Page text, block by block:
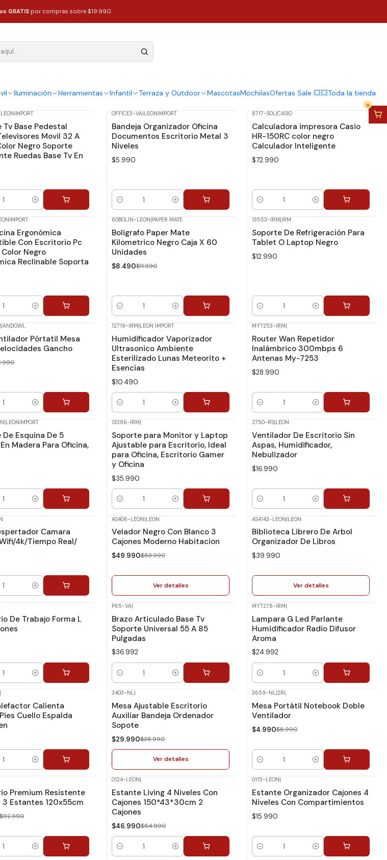
Iluminación Herramientas Infantil Terraza y Outdoor MascotasMochilasOfertas Sale 💥💥Toda la tienda
0
GRATIS por compras sobre $19.990
LEONIMPORT
Tv Base Pedestal
Movil 32 A
Negro Soporte
Ruedas Base Tv En
OFFICE3-VA LEONIMPORT
Bandeja Organizador Oficina
Documentos Escritorio Metal 3
Niveles
$5.990
Cantidad
8717-SOL CASIO
Calculadora impresora Casio
HR-150RC color negro
Calculador Inteligente
$72.990
Cantidad
Ergonómica
Con Escritorio Pc
Negro
Reclinable Soporta
60BOLIN-LEON PAPER MATE
Boligrafo Paper Mate
Kilometrico Negro Caja X 60
Unidades
$8.490$11.990
Cantidad
13553-IRM IRM
Soporte De Refrigeración Para
Tablet O Laptop Negro
$12.990
Cantidad
ANDOWL
Pórtatil Mesa
Gancho
12719-IRM LEON IMPORT
Humidificador Vaporizador
Ultrasonico Ambiente
Esterilizado Lunas Meteorito +
Esencias
$10.490
Cantidad
MY7253-IRM
Router Wan Repetidor
Inalámbrico 300mbps 6
Antenas My-7253
$28.990
Cantidad
LEONIMPORT
Esquina De 5
Madera Para Oficina,
13386-IRM
Soporte para Monitor y Laptop
Ajustable para Escritorio, Ideal
para Oficina, Escritorio Gamer
y Oficina
$35.990
Cantidad
2750-RS LEON
Ventilador De Escritorio Sin
Aspas, Humidificador,
Nebulizador
$16.990
Cantidad
Camara
4k/Tiempo Real/
No disponible
AS406-LEON|LEON
Velador Negro Con Blanco 3
Cajones Moderno Habitacion
$49.990$53.990
Ver detalles
No disponible
AS4143-LEON|LEON
Biblioteca Librero De Arbol
Organizador De Libros
$39.990
Ver detalles
De Trabajo Forma L
P65-VA|
Brazo Articulado Base Tv
Soporte Universal 55 A 85
Pulgadas
$36.992
Cantidad
MY7278-IRM|
Lampara G Led Parlante
Humidificador Radio Difusor
Aroma
$24.992
Cantidad
|
Calienta
Cuello Espalda
No disponible
3403-NL|
Mesa Ajustable Escritorio
Auxiliar Bandeja Ordenador
Sopote
$29.990$38.990
Ver detalles
3659-NL|2RL
Mesa Portátil Notebook Doble
Ventilador
$4.990$8.990
Cantidad
Premium Resistente
3 Estantes 120x55cm
$92.990
0124-LEON|
Estante Living 4 Niveles Con
Cajones 150*43*30cm 2
Cajones
$46.990$54.990
Cantidad
0115-LEON|
Estante Organizador Cajones 4
Niveles Con Compartimientos
$15.990
Cantidad